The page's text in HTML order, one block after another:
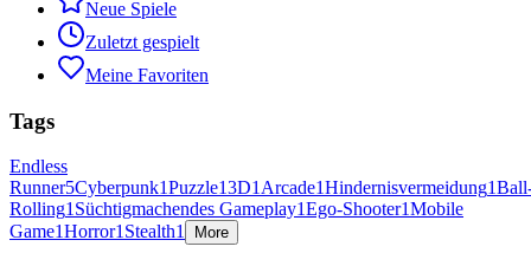
Neue Spiele
Zuletzt gespielt
Meine Favoriten
Tags
Endless
Runner5Cyberpunk1Puzzle13D1Arcade1Hindernisvermeidung1
Rolling1Süchtigmachendes Gameplay1Ego-Shooter1Mobile
Game1Horror1Stealth1 More